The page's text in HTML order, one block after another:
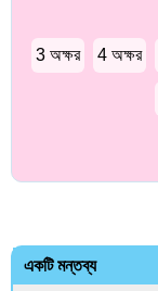
3 অক্ষর 4 অক্ষর
একটি মন্তব্য